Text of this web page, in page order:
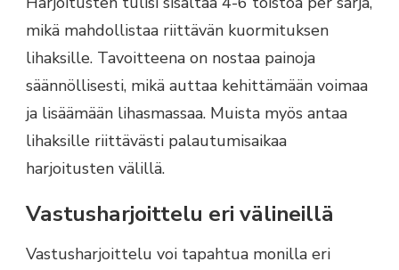
mikä mahdollistaa riittävän kuormituksen
lihaksille. Tavoitteena on nostaa painoja
säännöllisesti, mikä auttaa kehittämään voimaa
ja lisäämään lihasmassaa. Muista myös antaa
lihaksille riittävästi palautumisaikaa
harjoitusten välillä.
Vastusharjoittelu eri välineillä
Vastusharjoittelu voi tapahtua monilla eri